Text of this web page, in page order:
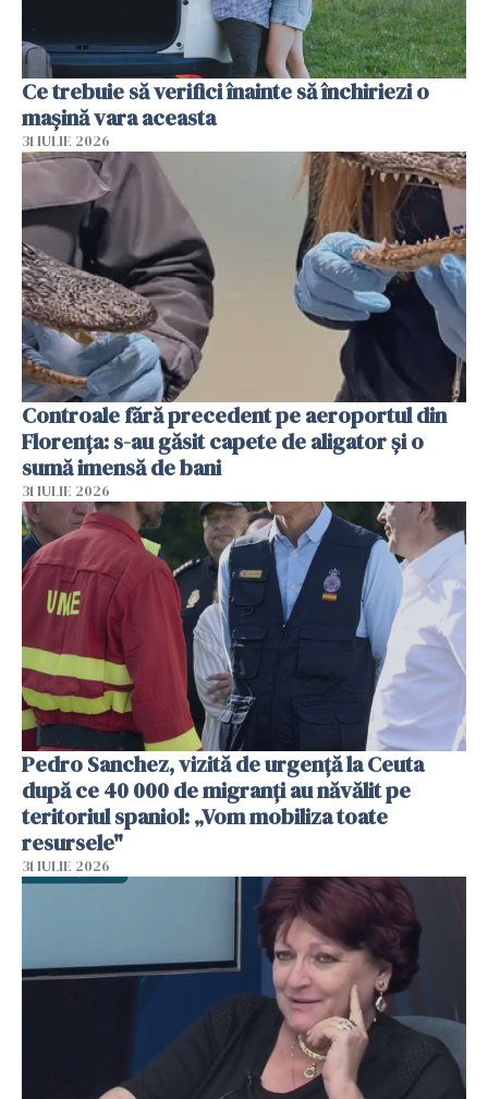
Ce trebuie să verifici înainte să închiriezi o
mașină vara aceasta
31 IULIE 2026
Controale fără precedent pe aeroportul din
Florența: s-au găsit capete de aligator și o
sumă imensă de bani
31 IULIE 2026
Pedro Sanchez, vizită de urgență la Ceuta
după ce 40 000 de migranți au năvălit pe
teritoriul spaniol: „Vom mobiliza toate
resursele"
31 IULIE 2026